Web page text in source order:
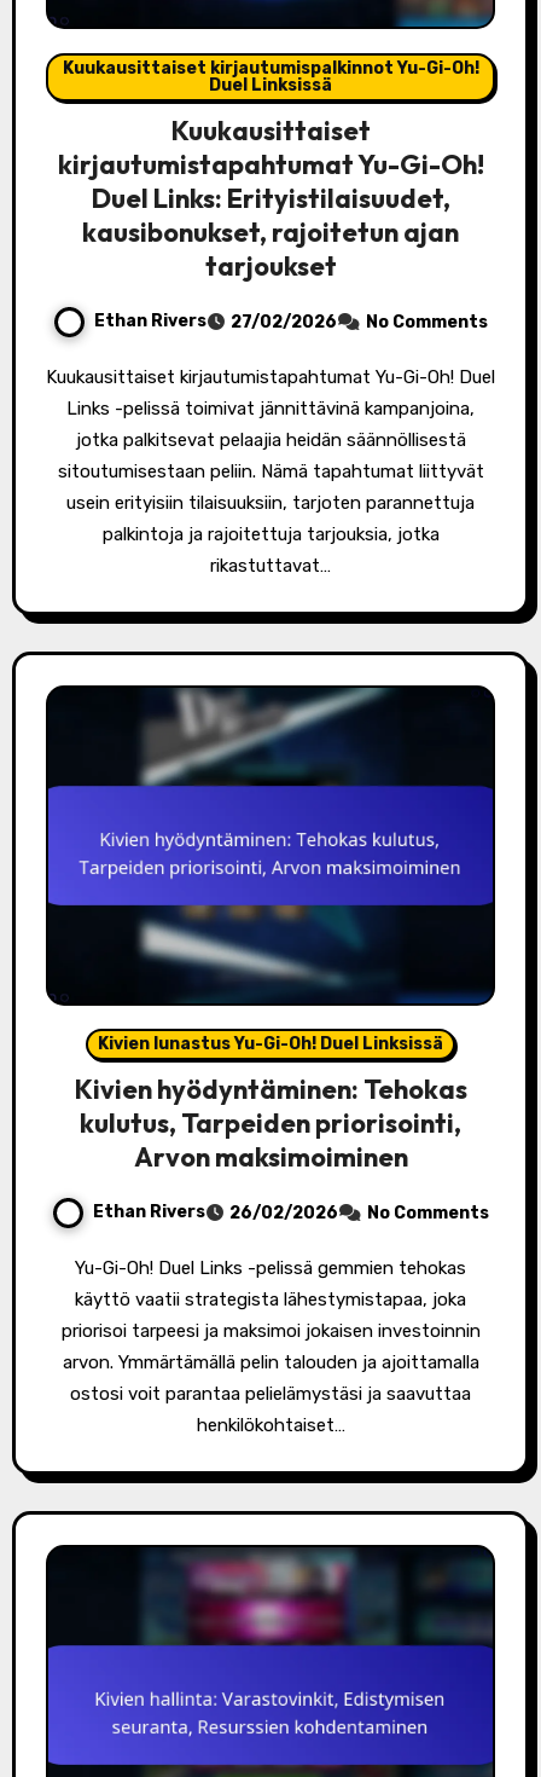
Kuukausittaiset kirjautumispalkinnot Yu-Gi-Oh!
Duel Linksissä
Kuukausittaiset
kirjautumistapahtumat Yu-Gi-Oh!
Duel Links: Erityistilaisuudet,
kausibonukset, rajoitetun ajan
tarjoukset
Ethan Rivers 27/02/2026 No Comments
Kuukausittaiset kirjautumistapahtumat Yu-Gi-Oh! Duel
Links -pelissä toimivat jännittävinä kampanjoina,
jotka palkitsevat pelaajia heidän säännöllisestä
sitoutumisestaan peliin. Nämä tapahtumat liittyvät
usein erityisiin tilaisuuksiin, tarjoten parannettuja
palkintoja ja rajoitettuja tarjouksia, jotka
rikastuttavat…
Kivien lunastus Yu-Gi-Oh! Duel Linksissä
Kivien hyödyntäminen: Tehokas
kulutus, Tarpeiden priorisointi,
Arvon maksimoiminen
Ethan Rivers 26/02/2026 No Comments
Yu-Gi-Oh! Duel Links -pelissä gemmien tehokas
käyttö vaatii strategista lähestymistapaa, joka
priorisoi tarpeesi ja maksimoi jokaisen investoinnin
arvon. Ymmärtämällä pelin talouden ja ajoittamalla
ostosi voit parantaa pelielämystäsi ja saavuttaa
henkilökohtaiset…